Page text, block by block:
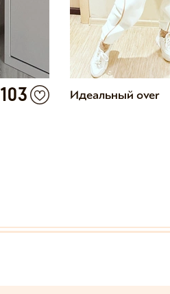
103 Идеальный over